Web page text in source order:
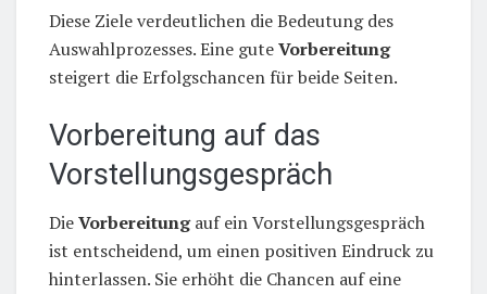
Diese Ziele verdeutlichen die Bedeutung des
Auswahlprozesses. Eine guteVorbereitung
steigert die Erfolgschancen für beide Seiten.
Vorbereitung auf das
Vorstellungsgespräch
DieVorbereitungauf ein Vorstellungsgespräch
ist entscheidend, um einen positiven Eindruck zu
hinterlassen. Sie erhöht die Chancen auf eine